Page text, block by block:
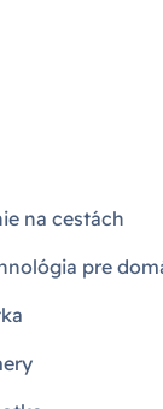
na cestách
pre